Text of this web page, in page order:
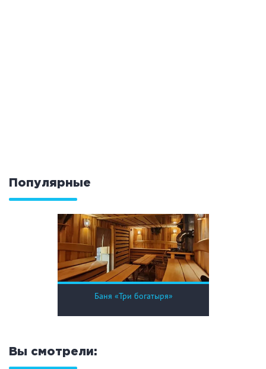
ПРИМЕНИТЬ ФИЛЬТРЫ ЗАКРЫТЬ
Популярные
Баня «Три богатыря»
Вы смотрели: